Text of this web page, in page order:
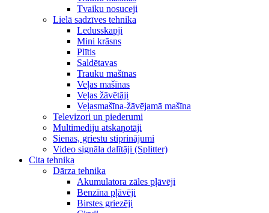
Tvaiku nosuceji
Lielā sadzīves tehnika
Ledusskapji
Mini krāsns
Plītis
Saldētavas
Trauku mašīnas
Veļas mašīnas
Veļas žāvētāji
Veļasmašīna-žāvējamā mašīna
Televizori un piederumi
Multimediju atskaņotāji
Sienas, griestu stiprinājumi
Video signāla dalītāji (Splitter)
Cita tehnika
Dārza tehnika
Akumulatora zāles pļāvēji
Benzīna pļāvēji
Birstes griezēji